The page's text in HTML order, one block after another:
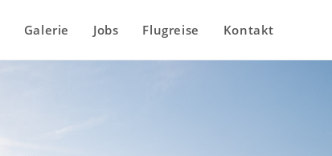
Galerie Jobs Flugreise Kontakt